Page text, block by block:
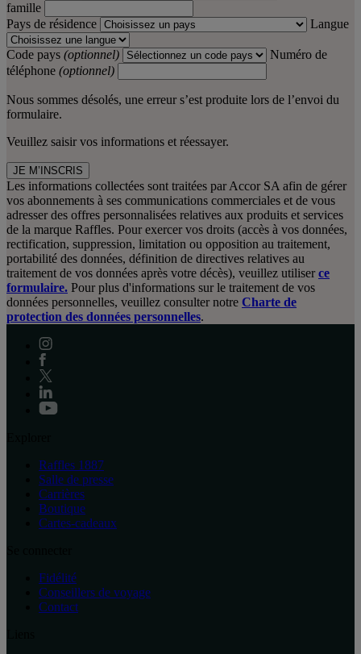
famille
Pays de résidence
Langue
Code pays (optionnel)
Numéro de
téléphone (optionnel)
Nous sommes désolés, une erreur s’est produite lors de l’envoi du
formulaire.
Veuillez saisir vos informations et réessayer.
JE M’INSCRIS
Les informations collectées sont traitées par Accor SA afin de gérer
vos abonnements à ses communications commerciales et de vous
adresser des offres personnalisées relatives aux produits et services
de la marque Raffles. Pour exercer vos droits (accès à vos données,
rectification, suppression, limitation ou opposition au traitement,
portabilité des données, définition de directives relatives au
traitement de vos données après votre décès), veuillez utiliser ce
formulaire. Pour plus d'informations sur le traitement de vos
données personnelles, veuillez consulter notre Charte de
protection des données personnelles.
Raffles 1887
Salle de presse
Carrières
Boutique
Cartes-cadeaux
Fidélité
Conseillers de voyage
Contact